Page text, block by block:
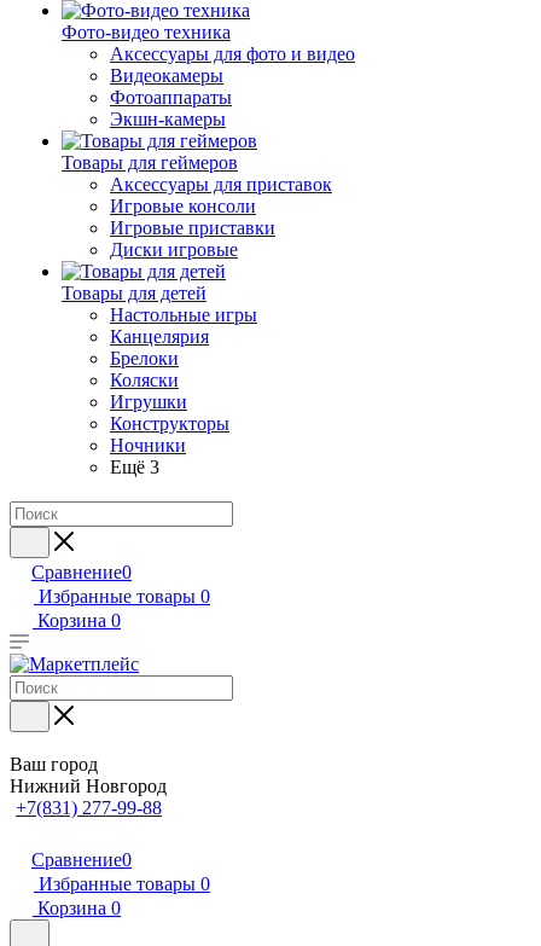
Фото-видео техника
Аксессуары для фото и видео
Видеокамеры
Фотоаппараты
Экшн-камеры
Товары для геймеров
Аксессуары для приставок
Игровые консоли
Игровые приставки
Диски игровые
Товары для детей
Настольные игры
Канцелярия
Брелоки
Коляски
Игрушки
Конструкторы
Ночники
Ещё 3
Сравнение0
Избранные товары 0
Корзина 0
Ваш город
Нижний Новгород
+7(831) 277-99-88
Сравнение0
Избранные товары 0
Корзина 0